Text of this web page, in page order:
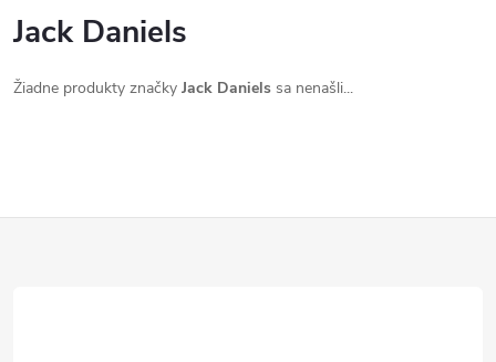
Jack Daniels
Žiadne produkty značky Jack Daniels sa nenašli...